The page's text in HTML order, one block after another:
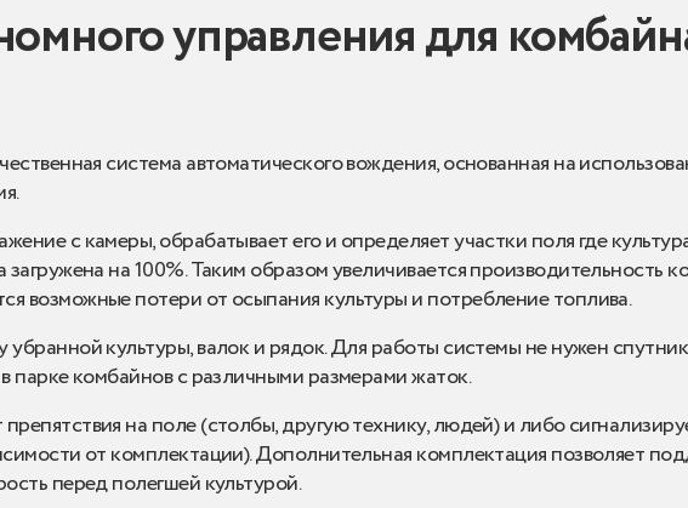
управления для
система автоматического вождения, основанная на
с камеры, обрабатывает его и определяет участки поля где
на 100%. Таким образом увеличивается производительность
возможные потери от осыпания культуры и потребление топлива.
культуры, валок и рядок. Для работы системы не нужен
парке комбайнов с различными размерами жаток.
на поле (столбы, другую технику, людей) и либо
от комплектации). Дополнительная комплектация позволяет
перед полегшей культурой.